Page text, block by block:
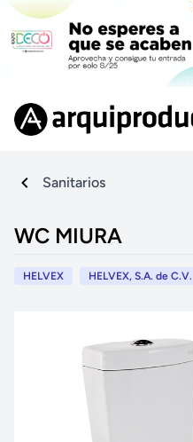
Sanitarios
WC MIURA
HELVEX HELVEX, S.A. de C.V.